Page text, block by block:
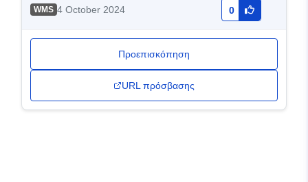
WMS 4 October 2024 0
Προεπισκόπηση
URL πρόσβασης